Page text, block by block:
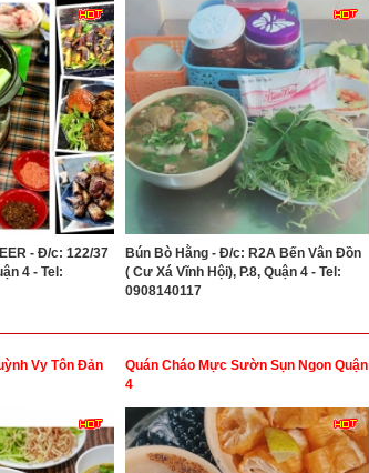
- Đ/c: 122/37
4 - Tel:
Bún Bò Hằng - Đ/c: R2A Bến Vân Đồn
( Cư Xá Vĩnh Hội), P.8, Quận 4 - Tel:
0908140117
Vy Tôn Đản
Quán Cháo Mực Sườn Sụn Ngon Quận
4